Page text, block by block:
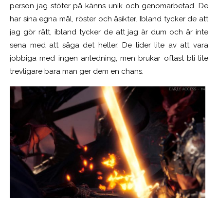
person jag stöter på känns unik och genomarbetad. De
har sina egna mål, röster och åsikter. Ibland tycker de att
jag gör rätt, ibland tycker de att jag är dum och är inte
sena med att säga det heller. De lider lite av att vara
jobbiga med ingen anledning, men brukar oftast bli lite
trevligare bara man ger dem en chans.